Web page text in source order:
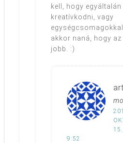
kell, hogy
kreatívkodni, vagy
akkor naná, hogy
jobb. :)
9:52